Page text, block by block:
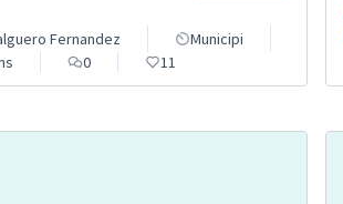
Fernandez
Municipi
0 11